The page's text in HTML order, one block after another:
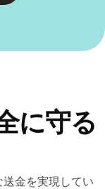
に守る
金を実現してい